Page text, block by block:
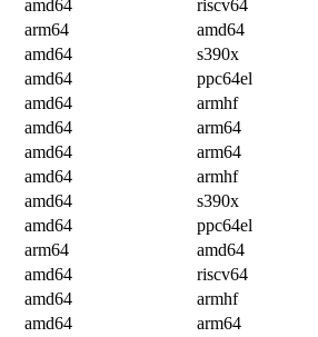
amd64
riscv64
arm64
amd64
amd64
s390x
amd64
ppc64el
amd64
armhf
amd64
arm64
amd64
arm64
amd64
armhf
amd64
s390x
amd64
ppc64el
arm64
amd64
amd64
riscv64
amd64
armhf
amd64
arm64